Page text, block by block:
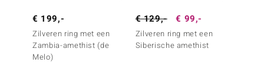
€ 199,-
Zilveren ring met een
Zambia-amethist (de
Melo)
€ 129,- € 99,-
Zilveren ring met een
Siberische amethist